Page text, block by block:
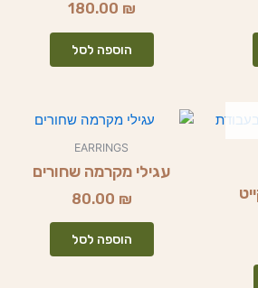
180.00 ₪
הוספה לסל
EARRINGS
עגילי מקרמה שחורים
80.00 ₪
הוספה לסל